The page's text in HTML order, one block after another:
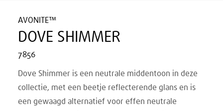
AVONITE™
DOVE SHIMMER
7856
Dove Shimmer is een neutrale middentoon in deze
collectie, met een beetje reflecterende glans en is
een gewaagd alternatief voor effen neutrale